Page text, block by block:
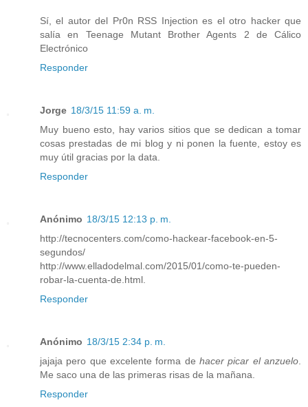
Sí, el autor del Pr0n RSS Injection es el otro hacker que
salía en Teenage Mutant Brother Agents 2 de Cálico
Electrónico
Responder
Jorge 18/3/15 11:59 a. m.
Muy bueno esto, hay varios sitios que se dedican a tomar
cosas prestadas de mi blog y ni ponen la fuente, estoy es
muy útil gracias por la data.
Responder
Anónimo 18/3/15 12:13 p. m.
http://tecnocenters.com/como-hackear-facebook-en-5-
segundos/
http://www.elladodelmal.com/2015/01/como-te-pueden-
robar-la-cuenta-de.html.
Responder
Anónimo 18/3/15 2:34 p. m.
jajaja pero que excelente forma de hacer picar el anzuelo
Me saco una de las primeras risas de la mañana.
Responder